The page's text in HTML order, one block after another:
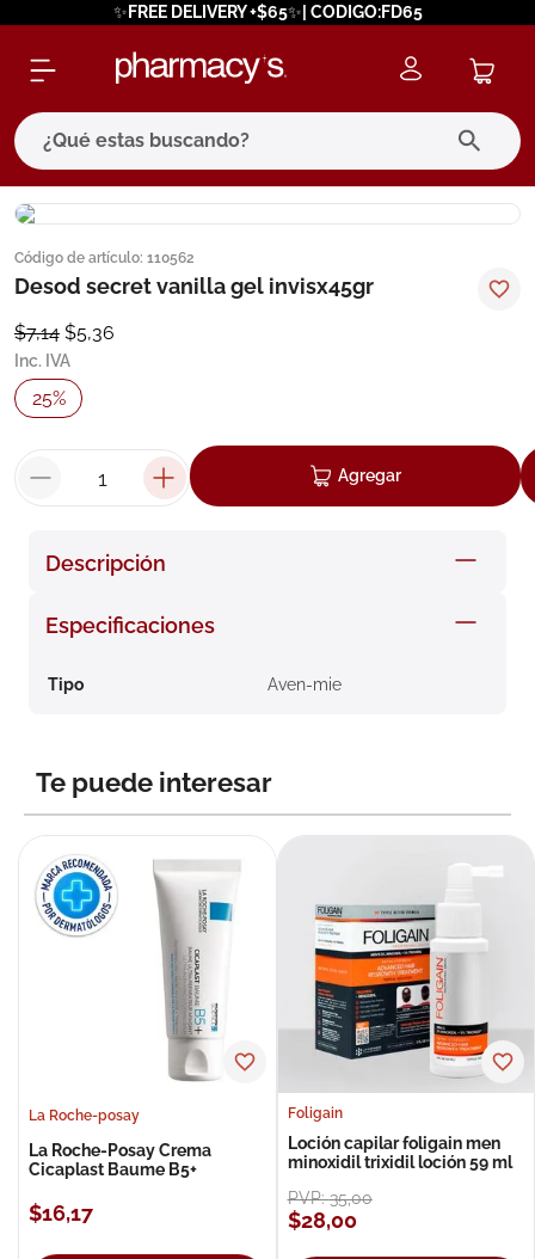
✨FREE DELIVERY +$65✨| CODIGO:FD65
¿Qué estas buscando?
Código de artículo: 110562
Desod secret vanilla gel invisx45gr
$7,14 $5,36
Inc. IVA
25%
Agregar
Descripción
Especificaciones
Tipo Aven-mie
Te puede interesar
La Roche-posay
La Roche-Posay Crema
Cicaplast Baume B5+
$16,17
Foligain
Loción capilar foligain men
minoxidil trixidil loción 59 ml
PVP:35,00
$28,00
términos más buscados
1. eucerin
3 bioderma
4. pilexil
degraler
8. roche posay
10.